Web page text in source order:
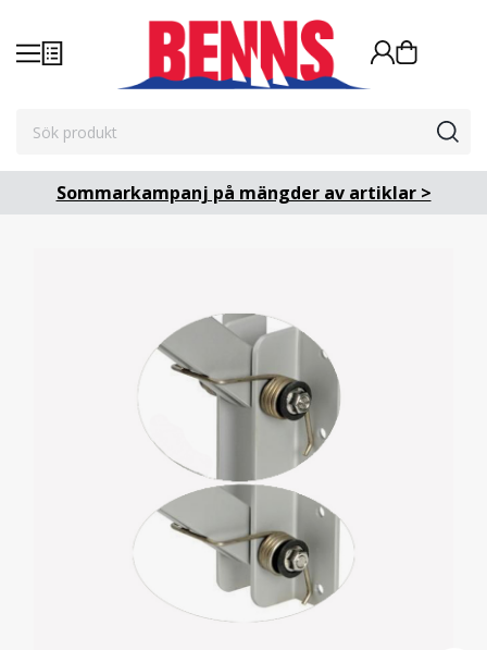
Sommarkampanj på mängder av artiklar >